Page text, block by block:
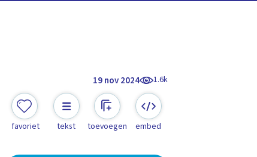
19 nov 2024 1.6k
favoriet tekst toevoegen embed